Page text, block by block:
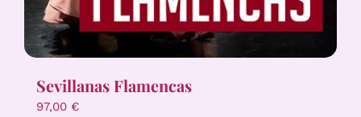
Sevillanas Flamencas
97,00 €